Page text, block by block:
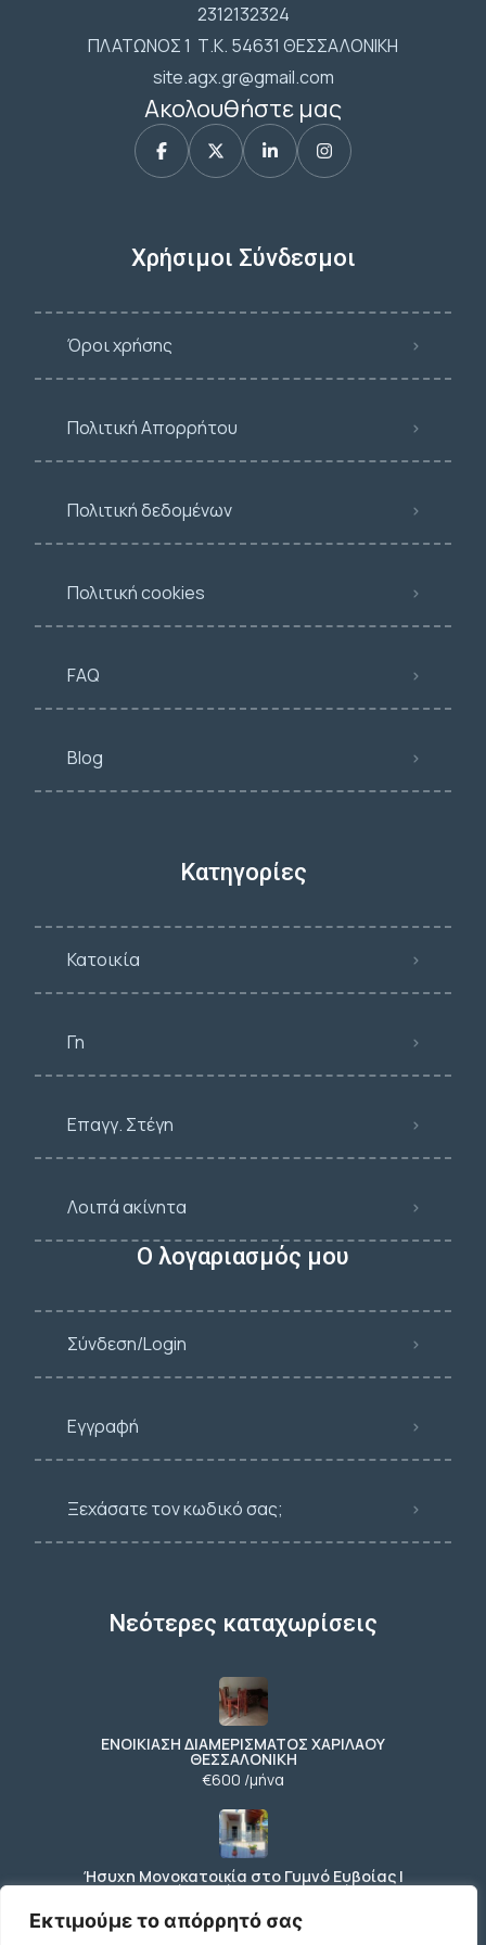
Εκτιμούμε το απόρρητό σας
2312132324
ΠΛΑΤΩΝΟΣ 1 Τ.Κ. 54631 ΘΕΣΣΑΛΟΝΙΚΗ
site.agx.gr@gmail.com
Ακολουθήστε μας
Χρήσιμοι Σύνδεσμοι
Όροι χρήσης
Πολιτική Απορρήτου
Πολιτική δεδομένων
Πολιτική cookies
FAQ
Blog
Κατηγορίες
Κατοικία
Γη
Επαγγ. Στέγη
Λοιπά ακίνητα
Ο λογαριασμός μου
Σύνδεση/Login
Εγγραφή
Ξεχάσατε τον κωδικό σας;
Νεότερες καταχωρίσεις
ΕΝΟΙΚΙΑΣΗ ΔΙΑΜΕΡΙΣΜΑΤΟΣ ΧΑΡΙΛΑΟΥ
ΘΕΣΣΑΛΟΝΙΚΗ
€600 /μήνα
Ήσυχη Μονοκατοικία στο Γυμνό Ευβοίας |
Κοντά σε Θάλασσα & Βουνό
€52 /μήνα